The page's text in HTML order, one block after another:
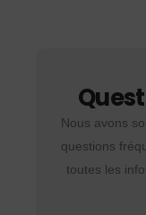
Nous avons
questions
toutes les